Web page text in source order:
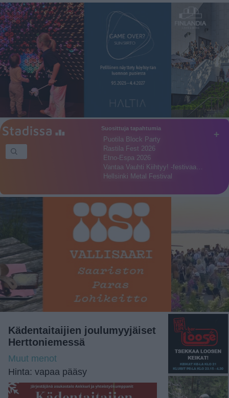
+
Suosittuja tapahtumia
Puotila Block Party
Rastila Fest 2026
Etno-Espa 2026
Vantaa Vauhti Kiihtyy! -festivaa…
Hellsinki Metal Festival
Kädentaitaijien joulumyyjäiset
Herttoniemessä
Muut menot
Hinta: vapaa pääsy